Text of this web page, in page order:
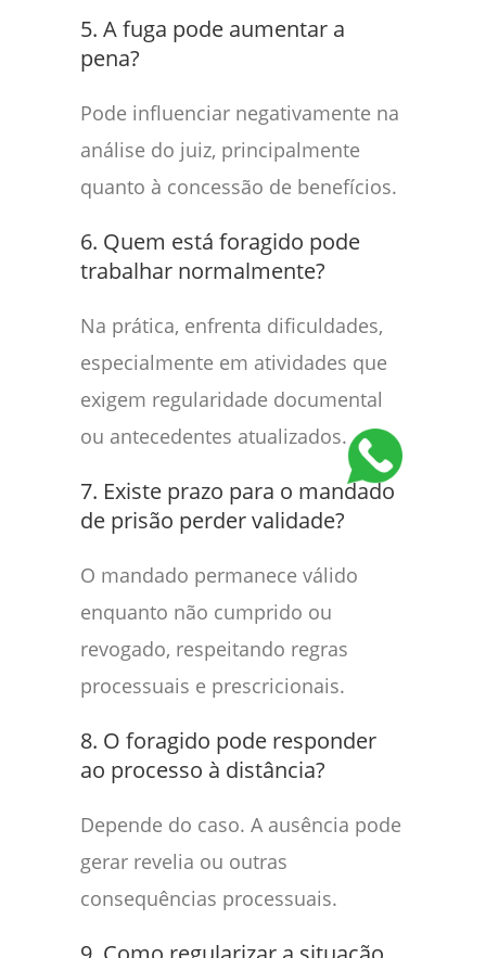
5. A fuga pode aumentar a
pena?
Pode influenciar negativamente na
análise do juiz, principalmente
quanto à concessão de benefícios.
6. Quem está foragido pode
trabalhar normalmente?
Na prática, enfrenta dificuldades,
especialmente em atividades que
exigem regularidade documental
ou antecedentes atualizados.
7. Existe prazo para o mandado
de prisão perder validade?
O mandado permanece válido
enquanto não cumprido ou
revogado, respeitando regras
processuais e prescricionais.
8. O foragido pode responder
ao processo à distância?
Depende do caso. A ausência pode
gerar revelia ou outras
consequências processuais.